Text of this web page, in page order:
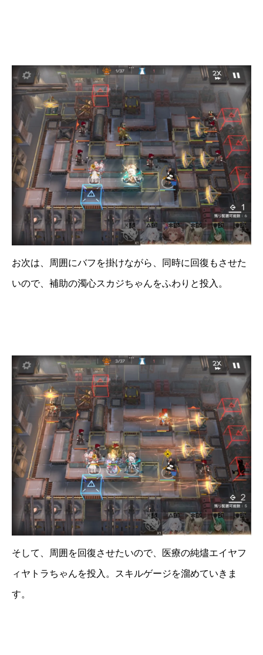
お次は、周囲にバフを掛けながら、同時に回復もさせた
いので、補助の濁心スカジちゃんをふわりと投入。
そして、周囲を回復させたいので、医療の純燼エイヤフ
ィヤトラちゃんを投入。スキルゲージを溜めていきま
す。